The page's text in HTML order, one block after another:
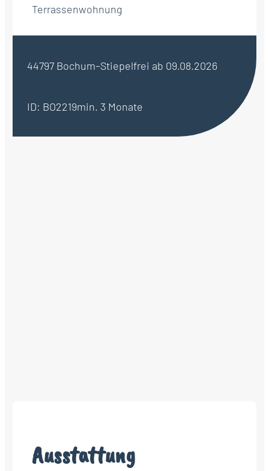
Terrassenwohnung
44797 Bochum–Stiepelfrei ab 09.08.2026
ID: BO2219min. 3 Monate
Ausstattung